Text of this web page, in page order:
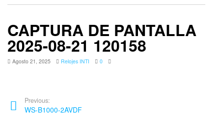
CAPTURA DE PANTALLA
2025-08-21 120158
Agosto 21, 2025 Relojes INTI 0
Previous:
WS-B1000-2AVDF